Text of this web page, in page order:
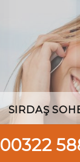
SIRDAŞ
00322